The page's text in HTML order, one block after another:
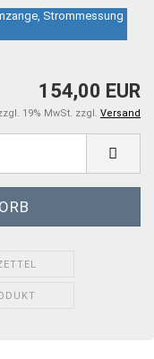
Strommessung
154,00 EUR
19% MwSt. zzgl. Versand